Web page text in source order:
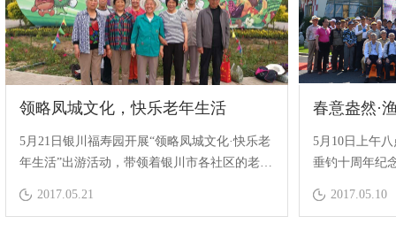
领略凤城文化，快乐老年生活
5月21日银川福寿园开展“领略凤城文化·快乐老
年生活”出游活动，带领着银川市各社区的老年
受银川市的发展变化
2017.05.21
5月10日上午
垂钓十周年纪
2017.05.10